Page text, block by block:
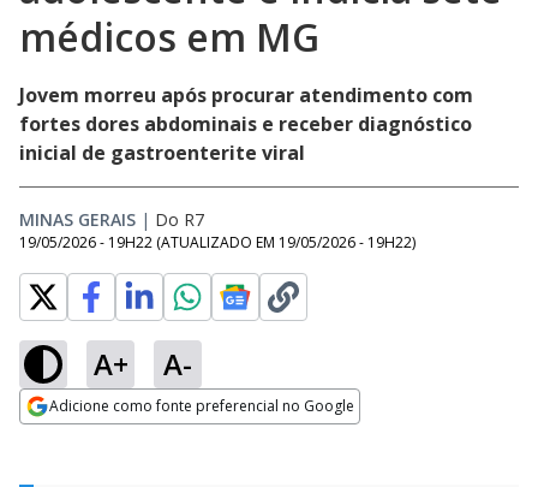
médicos em MG
Jovem morreu após procurar atendimento com
fortes dores abdominais e receber diagnóstico
inicial de gastroenterite viral
MINAS GERAIS | Do R7
19/05/2026 - 19H22 (ATUALIZADO EM 19/05/2026 - 19H22)
A+ A-
Adicione como fonte preferencial no Google